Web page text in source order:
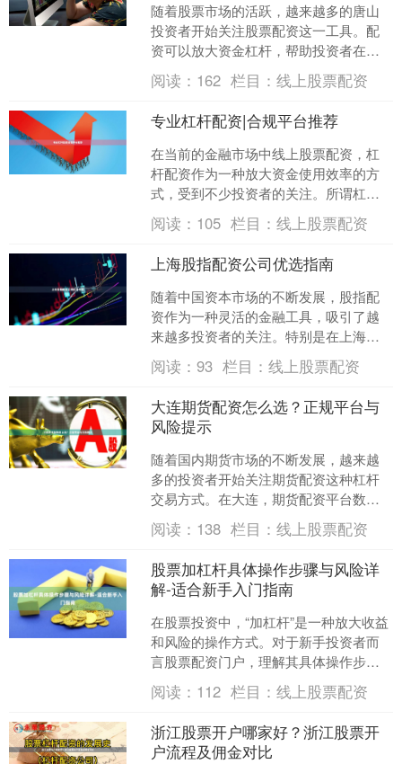
随着股票市场的活跃，越来越多的唐山
投资者开始关注股票配资这一工具。配
资可以放大资金杠杆，帮助投资者在市
场波动中获取更高收益，但同时也伴随
着较大的风险。因此，选择....
阅读： 162 栏目：线上股票配资
专业杠杆配资|合规平台推荐
在当前的金融市场中线上股票配资，杠
杆配资作为一种放大资金使用效率的方
式，受到不少投资者的关注。所谓杠杆
配资，本质上是指投资者通过向配资平
台缴纳一定比例的保证金，....
阅读： 105 栏目：线上股票配资
上海股指配资公司优选指南
随着中国资本市场的不断发展，股指配
资作为一种灵活的金融工具，吸引了越
来越多投资者的关注。特别是在上海这
个金融中心，各类配资公司林立，如何
在众多选择中找到合规、可....
阅读：93 栏目：线上股票配资
大连期货配资怎么选？正规平台与
风险提示
随着国内期货市场的不断发展，越来越
多的投资者开始关注期货配资这种杠杆
交易方式。在大连，期货配资平台数量
众多，但质量参差不齐。如何选择一家
正规、安全的配资平台，成....
阅读： 138 栏目：线上股票配资
股票加杠杆具体操作步骤与风险详
解-适合新手入门指南
在股票投资中，“加杠杆”是一种放大收益
和风险的操作方式。对于新手投资者而
言股票配资门户，理解其具体操作步骤
和潜在风险至关重要。本文将为您详细
解析股票加杠杆的入门....
阅读： 112 栏目：线上股票配资
浙江股票开户哪家好？浙江股票开
户流程及佣金对比